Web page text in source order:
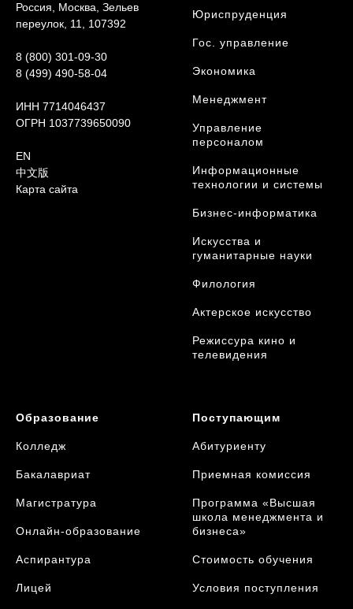
Россия, Москва, Зельев
переулок, 11, 107392
8 (800) 301-09-30
8 (499) 490-58-04
ИНН 7714046437
ОГРН 1037739650090
EN
中文版
Карта сайта
Юриcпруденция
Гос. управление
Экономика
Менеджмент
Управление
персоналом
Информационные
технологии и системы
Бизнес-информатика
Искусства и
гуманитарные науки
Филология
Актерское искусство
Режиссура кино и
телевидения
Образование
Колледж
Бакалавриат
Магистратура
Онлайн-образование
Аспирантура
Лицей
Поступающим
Абитуриенту
Приемная комиссия
Программа «Высшая
школа менеджмента и
бизнеса»
Стоимость обучения
Условия поступления